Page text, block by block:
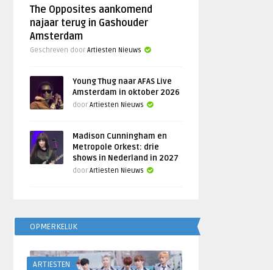
The Opposites aankomend
najaar terug in Gashouder
Amsterdam
Geschreven doorArtiesten Nieuws
Young Thug naar AFAS Live
Amsterdam in oktober 2026
doorArtiesten Nieuws
Madison Cunningham en
Metropole Orkest: drie
shows in Nederland in 2027
doorArtiesten Nieuws
OPMERKELIJK
ARTIESTEN